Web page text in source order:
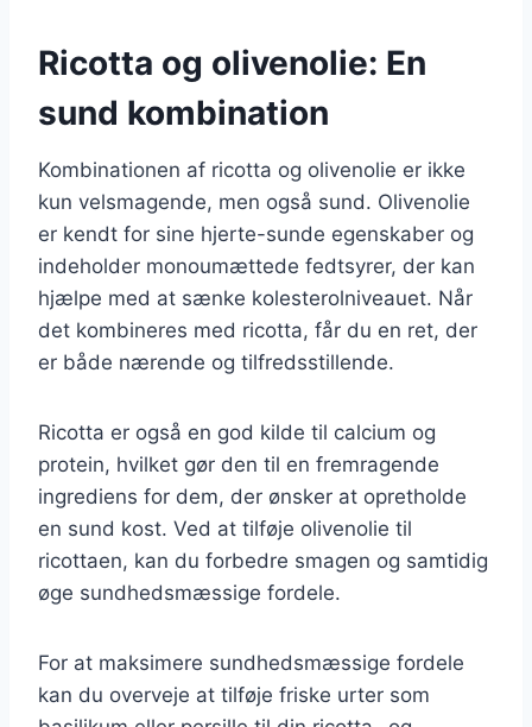
Ricotta og olivenolie: En
sund kombination
Kombinationen af ricotta og olivenolie er ikke
kun velsmagende, men også sund. Olivenolie
er kendt for sine hjerte-sunde egenskaber og
indeholder monoumættede fedtsyrer, der kan
hjælpe med at sænke kolesterolniveauet. Når
det kombineres med ricotta, får du en ret, der
er både nærende og tilfredsstillende.
Ricotta er også en god kilde til calcium og
protein, hvilket gør den til en fremragende
ingrediens for dem, der ønsker at opretholde
en sund kost. Ved at tilføje olivenolie til
ricottaen, kan du forbedre smagen og samtidig
øge sundhedsmæssige fordele.
For at maksimere sundhedsmæssige fordele
kan du overveje at tilføje friske urter som